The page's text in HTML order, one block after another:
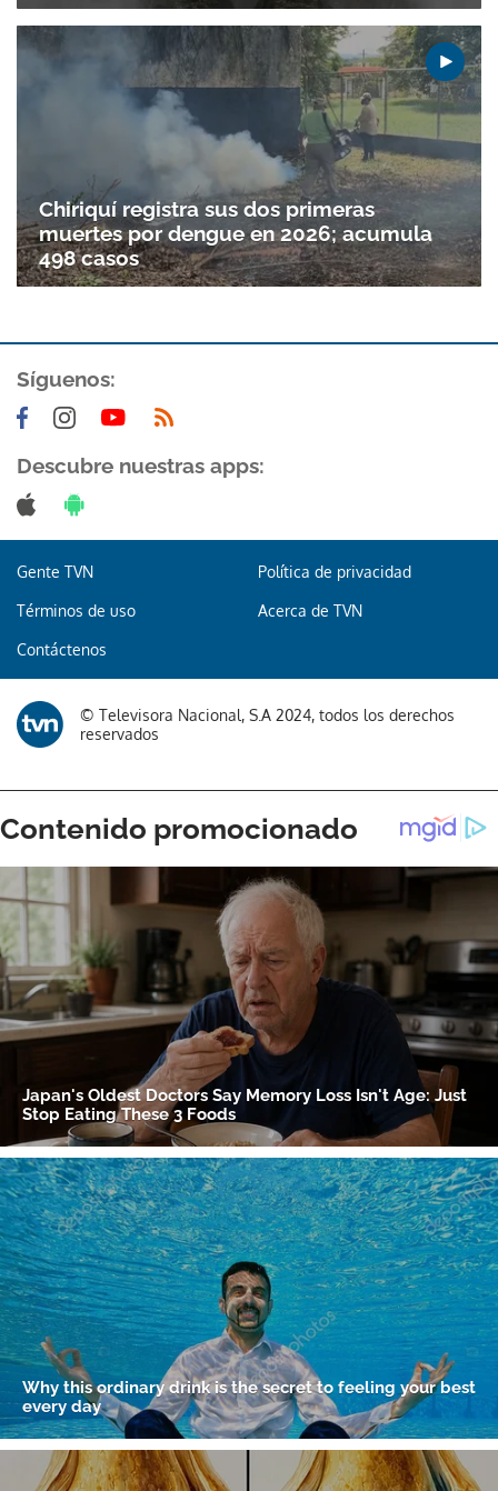
Chiriquí registra sus dos primeras
muertes por dengue en 2026; acumula
498 casos
Síguenos:
Descubre nuestras apps:
Gente TVN Política de privacidad
Términos de uso Acerca de TVN
Contáctenos
© Televisora Nacional, S.A 2024, todos los derechos
reservados